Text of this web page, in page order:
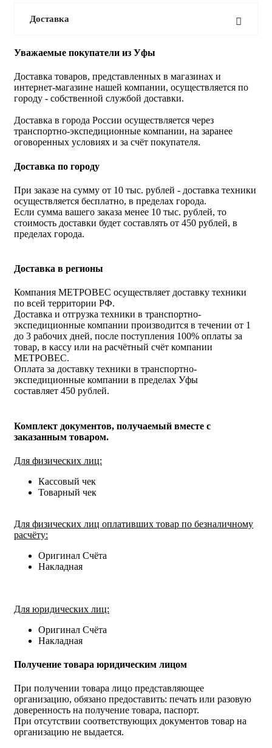
Доставка
Уважаемые покупатели из Уфы
Доставка товаров, представленных в магазинах и
интернет-магазине нашей компании, осуществляется по
городу - собственной службой доставки.
Доставка в города России осуществляется через
транспортно-экспедиционные компании, на заранее
оговоренных условиях и за счёт покупателя.
Доставка по городу
При заказе на сумму от 10 тыс. рублей - доставка техники
осуществляется бесплатно, в пределах города.
Если сумма вашего заказа менее 10 тыс. рублей, то
стоимость доставки будет составлять от 450 рублей, в
пределах города.
Доставка в регионы
Компания МЕТРОВЕС осуществляет доставку техники
по всей территории РФ.
Доставка и отгрузка техники в транспортно-
экспедиционные компании производится в течении от 1
до 3 рабочих дней, после поступления 100% оплаты за
товар, в кассу или на расчётный счёт компании
МЕТРОВЕС.
Оплата за доставку техники в транспортно-
экспедиционные компании в пределах Уфы
составляет 450 рублей.
Комплект документов, получаемый вместе с
заказанным товаром.
Для физических лиц:
Кассовый чек
Товарный чек
Для физических лиц оплативших товар по безналичному
расчёту:
Оригинал Счёта
Накладная
Для юридических лиц:
Оригинал Счёта
Накладная
Получение товара юридическим лицом
При получении товара лицо представляющее
организацию, обязано предоставить: печать или разовую
доверенность на получение товара, паспорт.
При отсутствии соответствующих документов товар на
организацию не выдается.